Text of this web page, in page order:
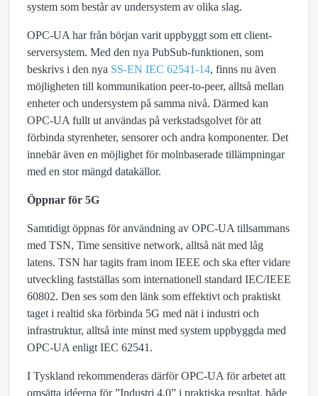
system som består av undersystem av olika slag.
OPC-UA har från början varit uppbyggt som ett client-
serversystem. Med den nya PubSub-funktionen, som
beskrivs i den nya SS-EN IEC 62541-14, finns nu även
möjligheten till kommunikation peer-to-peer, alltså mellan
enheter och undersystem på samma nivå. Därmed kan
OPC-UA fullt ut användas på verkstadsgolvet för att
förbinda styrenheter, sensorer och andra komponenter. Det
innebär även en möjlighet för molnbaserade tillämpningar
med en stor mängd datakällor.
Öppnar för 5G
Samtidigt öppnas för användning av OPC-UA tillsammans
med TSN, Time sensitive network, alltså nät med låg
latens. TSN har tagits fram inom IEEE och ska efter vidare
utveckling fastställas som internationell standard IEC/IEEE
60802. Den ses som den länk som effektivt och praktiskt
taget i realtid ska förbinda 5G med nät i industri och
infrastruktur, alltså inte minst med system uppbyggda med
OPC-UA enligt IEC 62541.
I Tyskland rekommenderas därför OPC-UA för arbetet att
omsätta idéerna för ”Industri 4.0” i praktiska resultat, både